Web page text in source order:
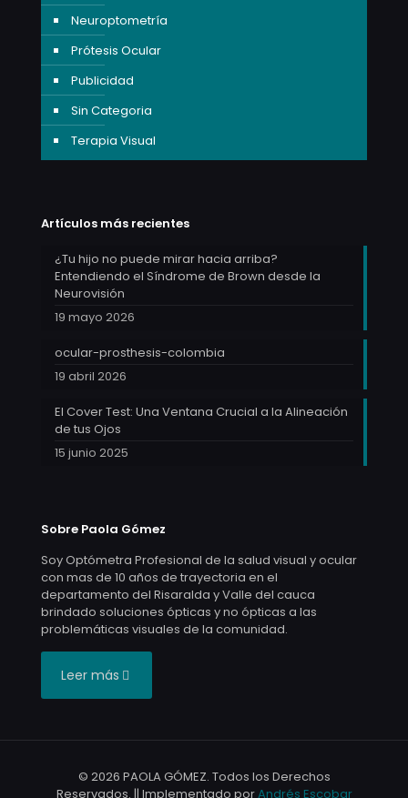
Neuroptometría
Prótesis Ocular
Publicidad
Sin Categoria
Terapia Visual
Artículos más recientes
¿Tu hijo no puede mirar hacia arriba?
Entendiendo el Síndrome de Brown desde la
Neurovisión
19 mayo 2026
ocular-prosthesis-colombia
19 abril 2026
El Cover Test: Una Ventana Crucial a la Alineación
de tus Ojos
15 junio 2025
Sobre Paola Gómez
Soy Optómetra Profesional de la salud visual y ocular
con mas de 10 años de trayectoria en el
departamento del Risaralda y Valle del cauca
brindado soluciones ópticas y no ópticas a las
problemáticas visuales de la comunidad.
Leer más
© 2026 PAOLA GÓMEZ. Todos los Derechos
Reservados. || Implementado porAndrés Escobar